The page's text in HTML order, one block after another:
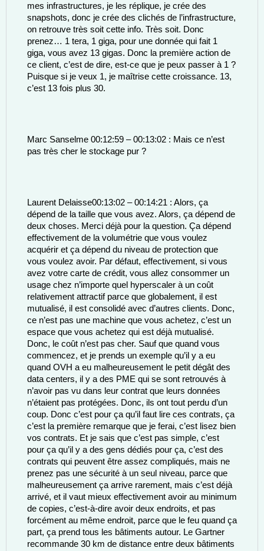
mes infrastructures, je les réplique, je crée des
snapshots, donc je crée des clichés de l’infrastructure,
on retrouve très soit cette info. Très soit. Donc
prenez… 1 tera, 1 giga, pour une donnée qui fait 1
giga, vous avez 13 gigas. Donc la première action de
ce client, c’est de dire, est-ce que je peux passer à 1 ?
Puisque si je veux 1, je maîtrise cette croissance. 13,
c’est 13 fois plus 30.
Marc Sanselme 00:12:59 – 00:13:02 : Mais ce n’est
pas très cher le stockage pur ?
Laurent Delaisse00:13:02 – 00:14:21 : Alors, ça
dépend de la taille que vous avez. Alors, ça dépend de
deux choses. Merci déjà pour la question. Ça dépend
effectivement de la volumétrie que vous voulez
acquérir et ça dépend du niveau de protection que
vous voulez avoir. Par défaut, effectivement, si vous
avez votre carte de crédit, vous allez consommer un
usage chez n’importe quel hyperscaler à un coût
relativement attractif parce que globalement, il est
mutualisé, il est consolidé avec d’autres clients. Donc,
ce n’est pas une machine que vous achetez, c’est un
espace que vous achetez qui est déjà mutualisé.
Donc, le coût n’est pas cher. Sauf que quand vous
commencez, et je prends un exemple qu’il y a eu
quand OVH a eu malheureusement le petit dégât des
data centers, il y a des PME qui se sont retrouvés à
n’avoir pas vu dans leur contrat que leurs données
n’étaient pas protégées. Donc, ils ont tout perdu d’un
coup. Donc c’est pour ça qu’il faut lire ces contrats, ça
c’est la première remarque que je ferai, c’est lisez bien
vos contrats. Et je sais que c’est pas simple, c’est
pour ça qu’il y a des gens dédiés pour ça, c’est des
contrats qui peuvent être assez compliqués, mais ne
prenez pas une sécurité à un seul niveau, parce que
malheureusement ça arrive rarement, mais c’est déjà
arrivé, et il vaut mieux effectivement avoir au minimum
de copies, c’est-à-dire avoir deux endroits, et pas
forcément au même endroit, parce que le feu quand ça
part, ça prend tous les bâtiments autour. Le Gartner
recommande 30 km de distance entre deux bâtiments